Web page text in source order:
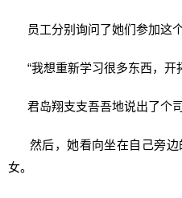
员工分别询问了她们参加这个
“我想重新学习很多东西，
君岛翔支支吾吾地说出了个司
然后，她看向坐在自己旁边
女。